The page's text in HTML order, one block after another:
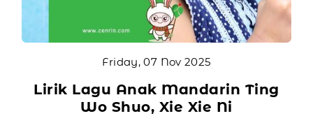
Friday, 07 Nov 2025
Lirik Lagu Anak Mandarin Ting
Wo Shuo, Xie Xie Ni